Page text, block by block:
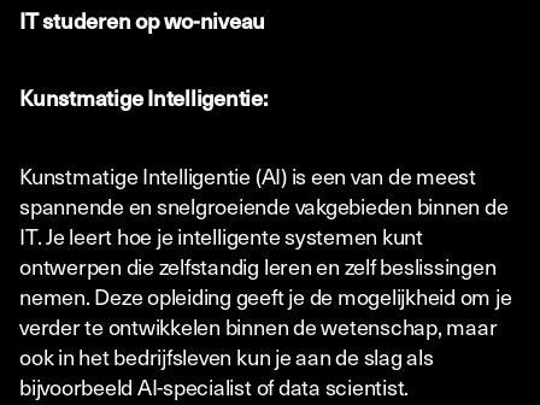
IT studeren op wo-niveau
Kunstmatige Intelligentie:
Kunstmatige Intelligentie (AI) is een van de meest
spannende en snelgroeiende vakgebieden binnen de
IT. Je leert hoe je intelligente systemen kunt
ontwerpen die zelfstandig leren en zelf beslissingen
nemen. Deze opleiding geeft je de mogelijkheid om je
verder te ontwikkelen binnen de wetenschap, maar
ook in het bedrijfsleven kun je aan de slag als
bijvoorbeeld AI-specialist of data scientist.